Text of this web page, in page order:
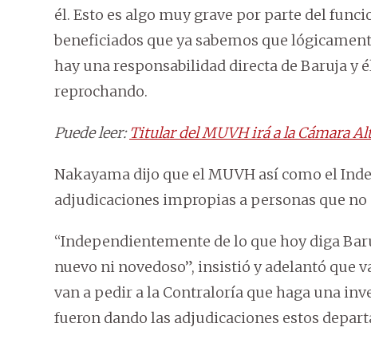
él. Esto es algo muy grave por parte del
beneficiados que ya sabemos que
hay una responsabilidad directa de Baruja y
reprochando.
Puede leer:Titular del MUVH irá a la Cámara
Nakayama dijo que el MUVH así como el
adjudicaciones impropias a personas que
“Independientemente de lo que hoy diga
nuevo ni novedoso”, insistió y adelantó que
van a pedir a la Contraloría que haga una
fueron dando las adjudicaciones estos